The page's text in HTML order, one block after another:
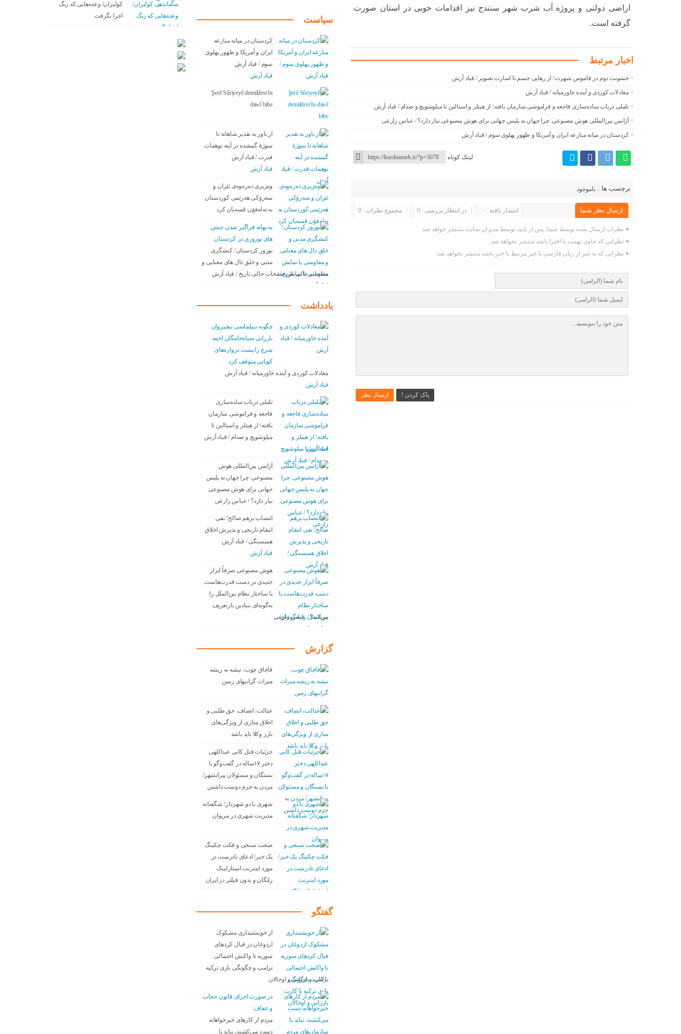
اراضی دولتی و پروژه آب شرب شهر سنندج نیز اقدامات خوبی در استان صورت
گرفته است.
اخبار مرتبط
خشونت دوم در قاموس شهرت؛ از رهایی جسم تا اسارت تصویر / قباد آرش
معادلات کوردی و آینده خاورمیانه / قباد آرش
تاملی درباب سادەسازی فاجعە و فراموشی سازمان یافتە؛ از هیتلر و استالین تا میلوشویچ و صدام / قباد آرش
آژانس بین‌المللی هوش مصنوعی: چرا جهان به پلیس جهانی برای هوش مصنوعی نیاز دارد؟ / عباس زارعی
کردستان در میانه منازعە ایران و آمریکا و ظهور پهلوی سوم / قباد آرش
لینک کوتاه
برچسب ها : ناموجود
ارسال نظر شما مجموع نظرات : 0 در انتظار بررسی : 0 انتشار یافته : ۰
نظرات ارسال شده توسط شما، پس از تایید توسط مدیران سایت منتشر خواهد شد.
نظراتی که حاوی تهمت یا افترا باشد منتشر نخواهد شد.
نظراتی که به غیر از زبان فارسی یا غیر مرتبط با خبر باشد منتشر نخواهد شد.
ارسال نظر پاک کردن !
سیاست
کردستان در میانه منازعە
ایران و آمریکا و ظهور پهلوی
سوم / قباد آرش
قباد آرش
Şerê Sûriyeyê demildest bi
dawî bibe
از باور بە تقدیر شاهانه تا
سوژهٔ گمشده در آینه توهمات
قدرت / قباد آرش
قباد آرش
وەزیری دەرەوەی ئێران و
سەرۆکی هەرێمی کوردستان
بە تەلەفۆن قسەیان کرد
به بهانه فراگیر شدن جشن
های نوروزی در کردستان
نوروز کردستان؛ کنشگری
مدنی و خلق دال های معنایی و
مقاومتی یا نمایش صفحات خالی تاریخ / قباد آرش
یادداشت
چگونه دیپلماسی نیچیروان
بارزانی سیاەجامگان احمد
شرع را پشت دروازەهای
کوبانی متوقف کرد
معادلات کوردی و آینده خاورمیانه / قباد آرش
قباد آرش
تاملی درباب سادەسازی
فاجعە و فراموشی سازمان
یافتە؛ از هیتلر و استالین تا
میلوشویچ و صدام / قباد آرش
قباد آرش
آژانس بین‌المللی هوش
مصنوعی: چرا جهان به پلیس
جهانی برای هوش مصنوعی
نیاز دارد؟ / عباس زارعی
انتصاب برهم صالح؛ نفی
انتقام تاریخی و پذیرش اخلاق
همبستگی / قباد آرش
قباد آرش
هوش مصنوعی صرفاً ابزار
جدیدی در دست قدرت‌هاست
یا ساختار نظام بین‌الملل را
به‌گونه‌ای بنیادین بازتعریف
می‌کند؟ / عباس زارعی
گزارش
قاچاق چوب، تیشه به ریشه
میراث گرانبهای زمین
عدالت، انصاف، حق طلبی و
اخلاق مداری از ویژگی‌های
بارز وکلا باید باشد
جزئیات قتل کانی عبداللهی
دختر ۱۷ساله در گفت‌وگو با
بستگان و مسئولان پیرانشهر/
مردن به جرم دوست داشتن
شهری با دو شهردار؛ شگفتانه
مدیریت شهری در مریوان
صحت سنجی و فکت چکینگ
یک خبر/ ادعای نادرست در
مورد اینترنت استارلینک
رایگان و بدون فیلتر در ایران
گفتگو
از خویشتنداری مشکوک
اردوغان در قبال کردهای
سوریه تا واکنش احتمالی
ترامپ و چگونگی بازی ترکیه
با کارت بارزانی و اوجالان
در صورت اجرای قانون حجاب
و عفاف:
مردم از کارهای خیرخواهانه
دست می‌کشند، نباید با
کولبران/ وعده‌هایی که رنگ
اجرا نگرفت